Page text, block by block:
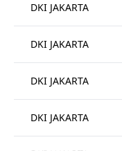
DKI JAKARTA
DKI JAKARTA
DKI JAKARTA
DKI JAKARTA